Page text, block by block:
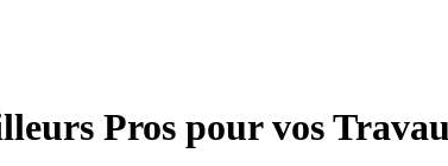
Pros pour vos